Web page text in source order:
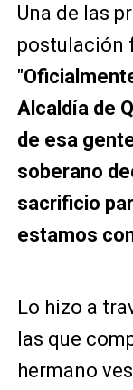
Una de las
postulación
"
Alcaldía de
de esa
soberano
sacrificio
estamos
Lo hizo a
las que
hermano